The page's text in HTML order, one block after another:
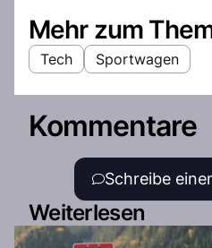
Mehr zum
Tech Sportwagen
Kommentare
Schreibe
Weiterlesen